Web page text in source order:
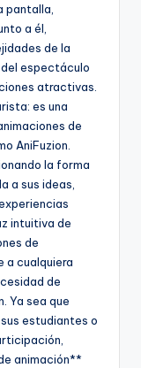
pantalla,
a él,
de la
espectáculo
atractivas.
es una
de
AniFuzion.
la forma
a sus ideas,
intuitiva de
de
a cualquiera
de
Ya sea que
estudiantes o
animación**